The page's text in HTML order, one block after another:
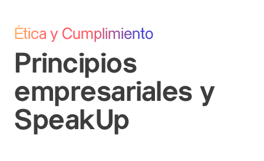
Ética y Cumplimiento
Principios
empresa­riales y
SpeakUp